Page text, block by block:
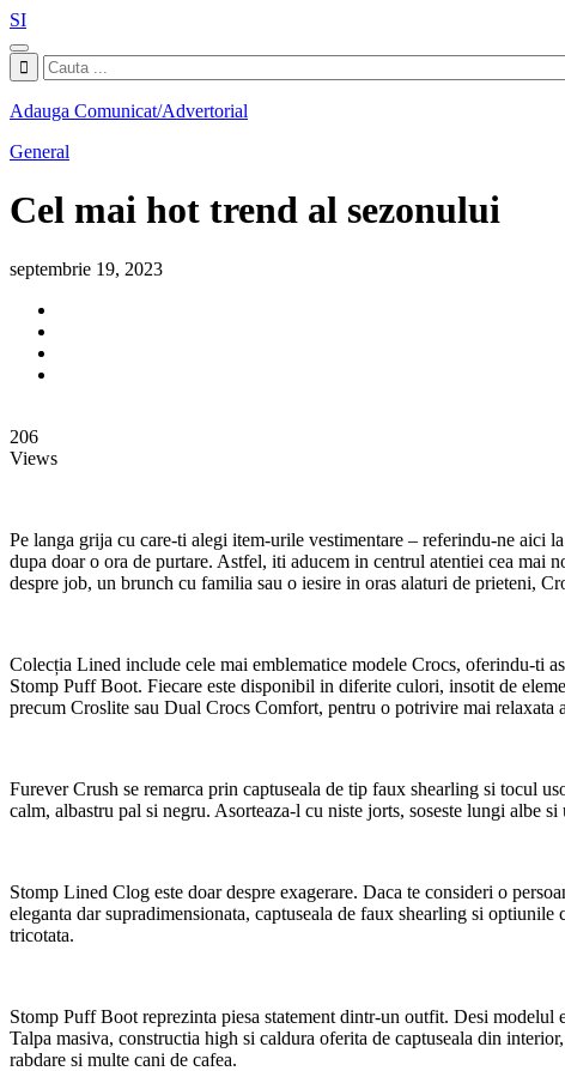
SI
Adauga Comunicat/Advertorial
General
Cel mai hot trend al sezonului
septembrie 19, 2023
206
Views
Pe langa grija cu care-ti alegi item-urile vestimentare – referindu-ne aici
dupa doar o ora de purtare. Astfel, iti aducem in centrul atentiei cea mai
despre job, un brunch cu familia sau o iesire in oras alaturi de prieteni,
Colecția Lined include cele mai emblematice modele Crocs, oferindu-ti
Stomp Puff Boot. Fiecare este disponibil in diferite culori, insotit de
precum Croslite sau Dual Crocs Comfort, pentru o potrivire mai relaxata
Furever Crush se remarca prin captuseala de tip faux shearling si tocul
calm, albastru pal si negru. Asorteaza-l cu niste jorts, soseste lungi albe
Stomp Lined Clog este doar despre exagerare. Daca te consideri o
eleganta dar supradimensionata, captuseala de faux shearling si
tricotata.
Stomp Puff Boot reprezinta piesa statement dintr-un outfit. Desi modelul
Talpa masiva, constructia high si caldura oferita de captuseala din
rabdare si multe cani de cafea.